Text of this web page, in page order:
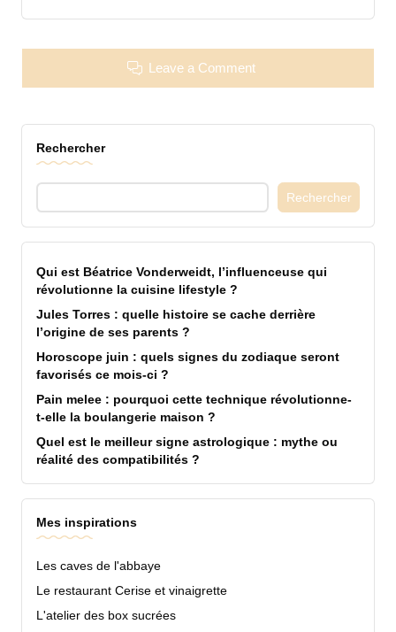
Leave a Comment
Rechercher
Rechercher
Qui est Béatrice Vonderweidt, l’influenceuse qui
révolutionne la cuisine lifestyle ?
Jules Torres : quelle histoire se cache derrière
l’origine de ses parents ?
Horoscope juin : quels signes du zodiaque seront
favorisés ce mois-ci ?
Pain melee : pourquoi cette technique révolutionne-
t-elle la boulangerie maison ?
Quel est le meilleur signe astrologique : mythe ou
réalité des compatibilités ?
Mes inspirations
Les caves de l'abbaye
Le restaurant Cerise et vinaigrette
L'atelier des box sucrées